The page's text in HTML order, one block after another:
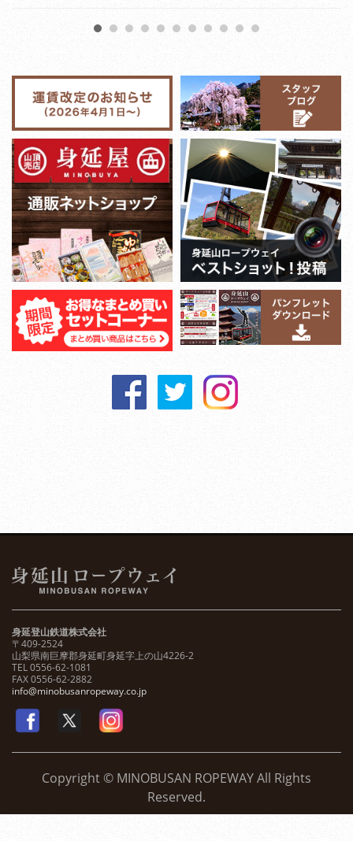
身延登山鉄道株式会社
〒409-2524
山梨県南巨摩郡身延町身延字上の山4226-2
TEL 0556-62-1081
FAX 0556-62-2882
info@minobusanropeway.co.jp
Copyright © MINOBUSAN ROPEWAY All Rights
Reserved.